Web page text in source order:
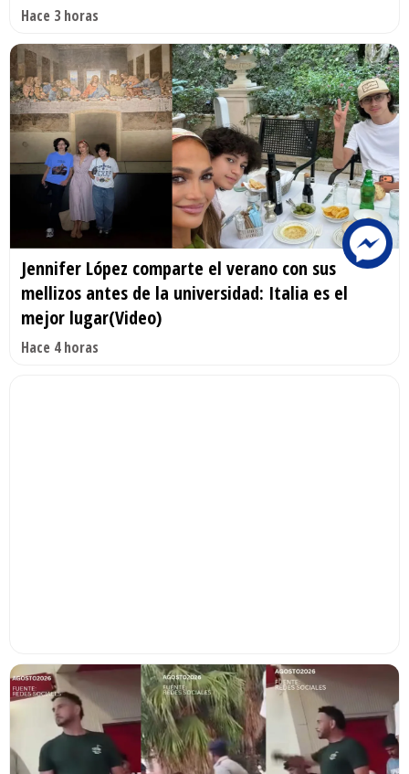
Hace 3 horas
Jennifer López comparte el verano con sus
mellizos antes de la universidad: Italia es el
mejor lugar(Video)
Hace 4 horas